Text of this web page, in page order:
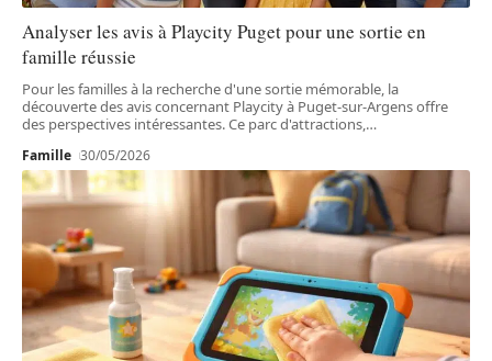
Analyser les avis à Playcity Puget pour une sortie en
famille réussie
Pour les familles à la recherche d'une sortie mémorable, la
découverte des avis concernant Playcity à Puget-sur-Argens offre
des perspectives intéressantes. Ce parc d'attractions,…
Famille 30/05/2026